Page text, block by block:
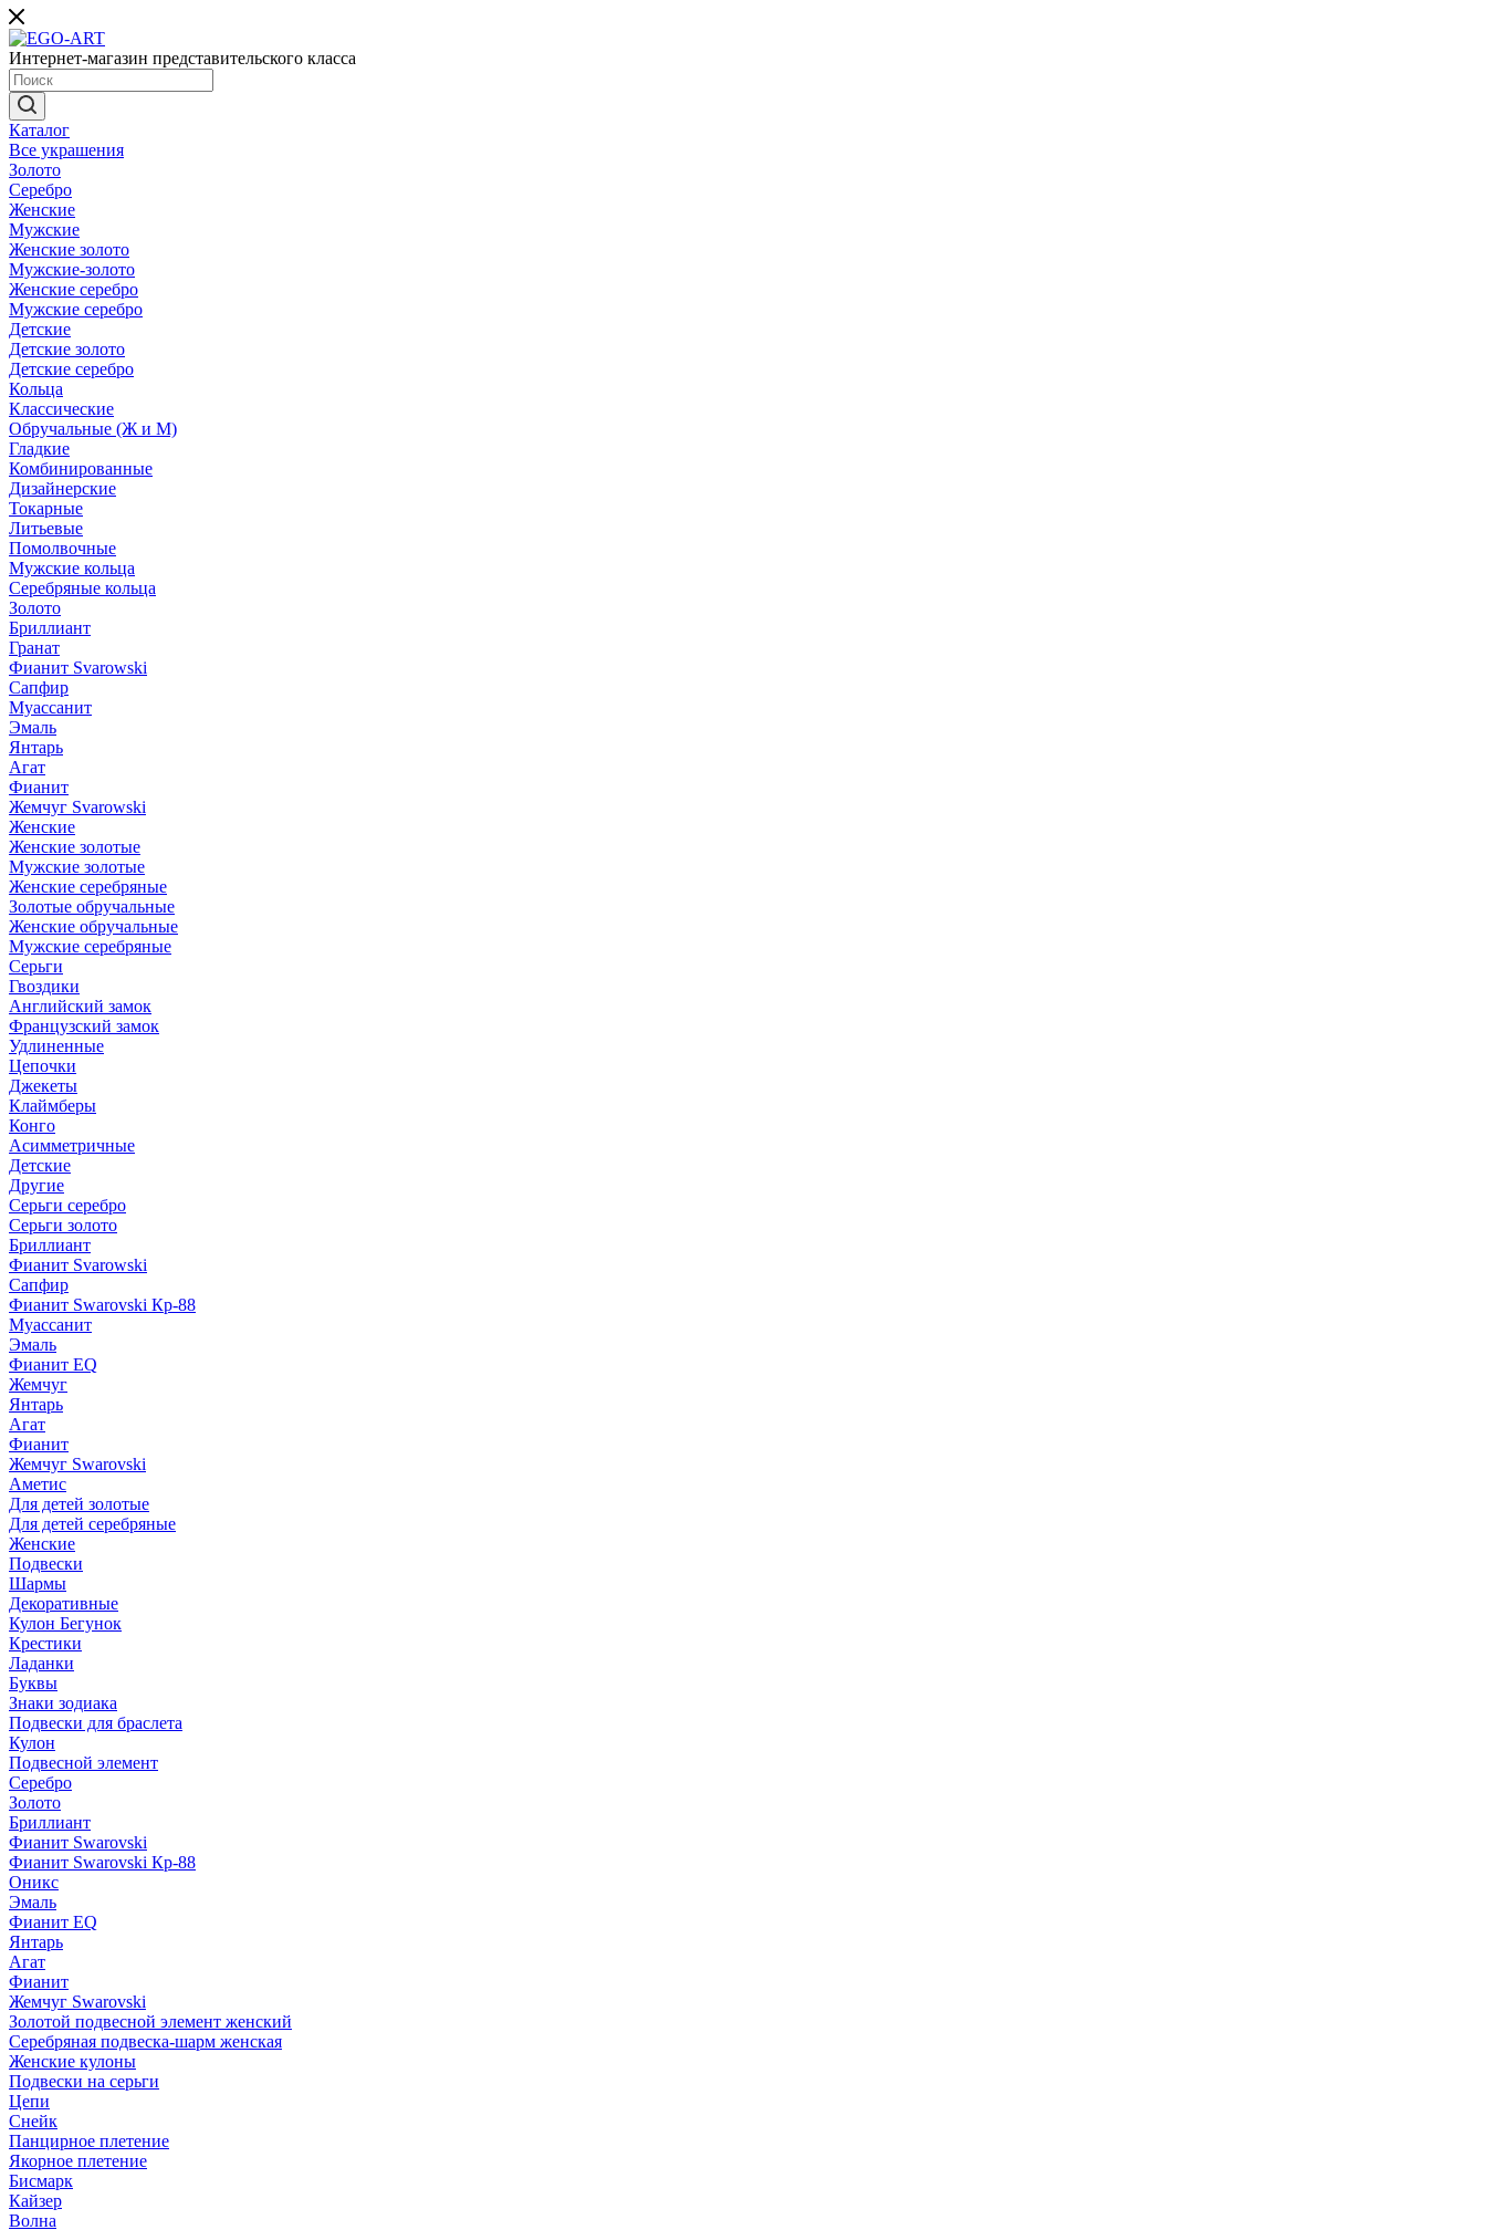
Интернет-магазин представительского класса
Каталог
Все украшения
Золото
Серебро
Женские
Мужские
Женские золото
Мужские-золото
Женские серебро
Мужские серебро
Детские
Детские золото
Детские серебро
Кольца
Классические
Обручальные (Ж и М)
Гладкие
Комбинированные
Дизайнерские
Токарные
Литьевые
Помолвочные
Мужские кольца
Серебряные кольца
Золото
Бриллиант
Гранат
Фианит Svarowski
Сапфир
Муассанит
Эмаль
Янтарь
Агат
Фианит
Жемчуг Svarowski
Женские
Женские золотые
Мужские золотые
Женские серебряные
Золотые обручальные
Женские обручальные
Мужские серебряные
Серьги
Гвоздики
Английский замок
Французский замок
Удлиненные
Цепочки
Джекеты
Клаймберы
Конго
Асимметричные
Детские
Другие
Серьги серебро
Серьги золото
Бриллиант
Фианит Svarowski
Сапфир
Фианит Swarovski Кр-88
Муассанит
Эмаль
Фианит EQ
Жемчуг
Янтарь
Агат
Фианит
Жемчуг Swarovski
Аметис
Для детей золотые
Для детей серебряные
Женские
Подвески
Шармы
Декоративные
Кулон Бегунок
Крестики
Ладанки
Буквы
Знаки зодиака
Подвески для браслета
Кулон
Подвесной элемент
Серебро
Золото
Бриллиант
Фианит Swarovski
Фианит Swarovski Кр-88
Оникс
Эмаль
Фианит EQ
Янтарь
Агат
Фианит
Жемчуг Swarovski
Золотой подвесной элемент женcкий
Серебряная подвеска-шарм женская
Женские кулоны
Подвески на серьги
Цепи
Снейк
Панцирное плетение
Якорное плетение
Бисмарк
Кайзер
Волна